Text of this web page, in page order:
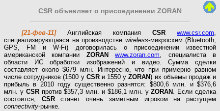
CSR объявляет о присоединении ZORAN
[21-фев-11]Английская компания CSR www.csr.com,
специализирующаяся на производстве wireless-микросхем (Bluetooth,
GPS, FM и W-Fi) договорилась о присоединении известной
американской компании ZORAN www.zoran.com, специалиста в
области ИС обработки изображений и видео. Сумма сделки
составляет около $679 млн. Интересно, что при примерно равном
числе сотрудников (1500 у CSRи 1550 уZORAN) их объемы продаж и
прибыль в 2010 году существенно разнятся: $800,6 млн. и $376,6
млн. у CSRпротив $357,3 млн. и $186,1 млн. уZORAN . Если сделка
состоится, CSRстанет очень заметным игроком на растущем
connectivity-рынке.